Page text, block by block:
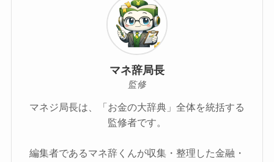
マネ辞局長
監修
マネジ局長は、「お金の大辞典」全体を統括する
監修者です。
編集者であるマネ辞くんが収集・整理した金融・